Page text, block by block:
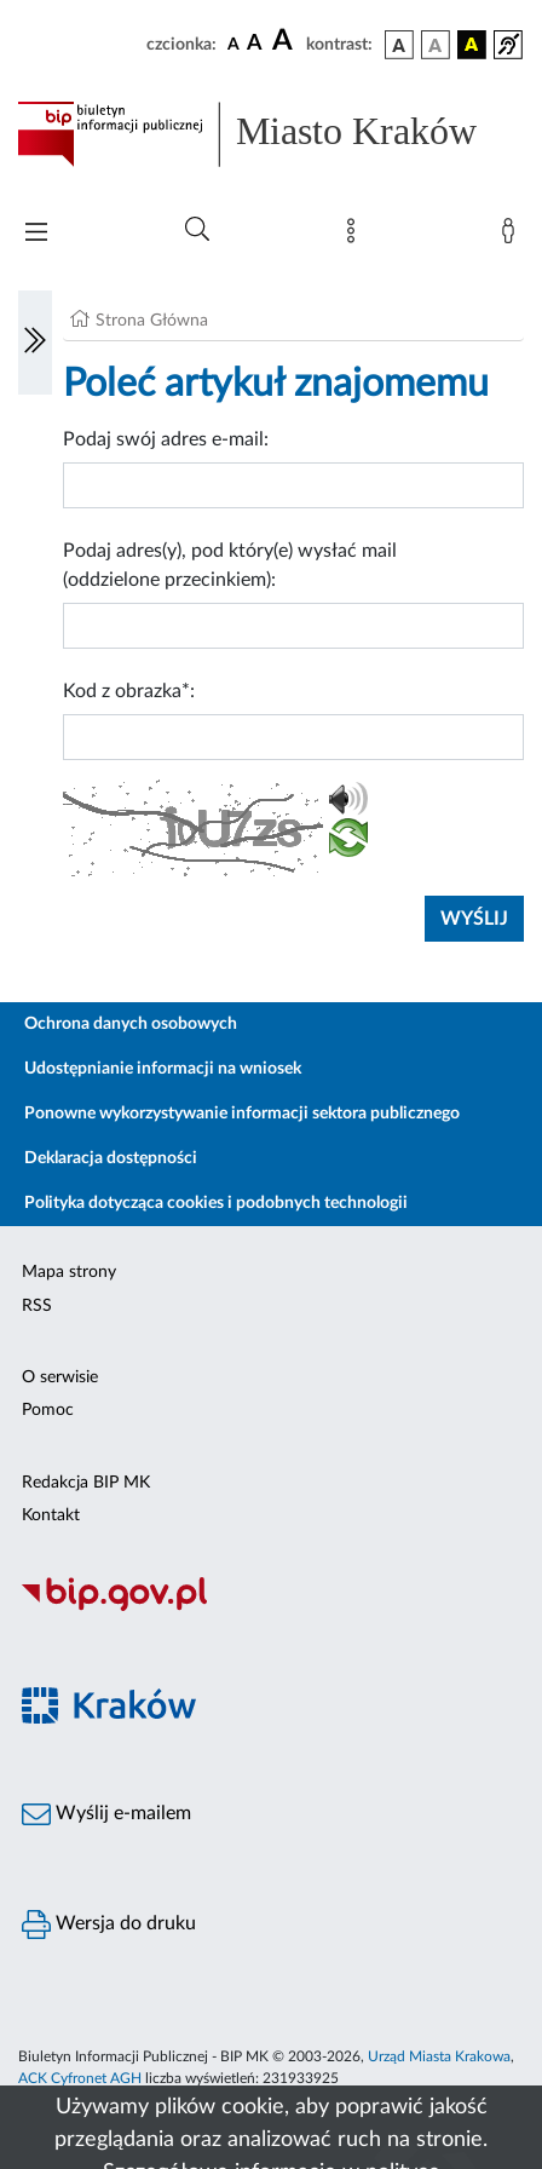
Używamy plików cookie, aby poprawić jakość
przeglądania oraz analizować ruch na stronie.
czcionka: A A A kontrast:
Miasto Kraków
Strona Główna
Poleć artykuł znajomemu
Podaj swój adres e-mail:
Podaj adres(y), pod który(e) wysłać mail
(oddzielone przecinkiem):
Kod z obrazka*:
Ochrona danych osobowych
Udostępnianie informacji na wniosek
Ponowne wykorzystywanie informacji sektora publicznego
Deklaracja dostępności
Polityka dotycząca cookies i podobnych technologii
Mapa strony
RSS
O serwisie
Pomoc
Redakcja BIP MK
Kontakt
Wyślij e-mailem
Wersja do druku
Biuletyn Informacji Publicznej - BIP MK © 2003-2026, Urząd Miasta Krakowa,
ACK Cyfronet AGH
liczba wyświetleń: 231933925